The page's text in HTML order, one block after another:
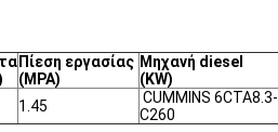
Πίεση εργασίας
(MPA)
Μηχανή diesel
(KW)
1.45
CUMMINS 6CTA8.3-
C260